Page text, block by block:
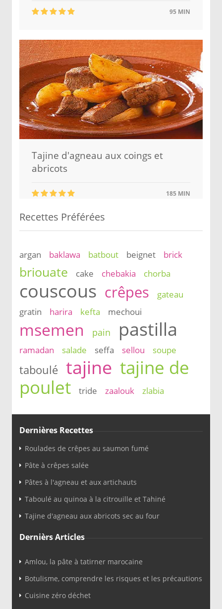
95 MIN
Tajine d'agneau aux coings et
abricots
185 MIN
Recettes Préférées
argan baklawa batbout beignet brick
briouate cake chebakia chorba
couscous crêpes
gateau
gratin
harira kefta mechoui
msemen pain pastilla
ramadan salade seffa sellou soupe
taboulé tajine tajine de
poulet
tride zaalouk zlabia
Dernières Recettes
Roulades de crêpes au saumon fumé
Pâte à crêpes salée
Pâtes à l'agneau et aux artichauts
Taboulé au quinoa à la citrouille et Tahiné
Tajine d'agneau aux abricots sec au four
Dernièrs Articles
Amlou, la pâte à tatirner marocaine
Botulisme, comprendre les risques et les précautions
Cuisine zéro déchet